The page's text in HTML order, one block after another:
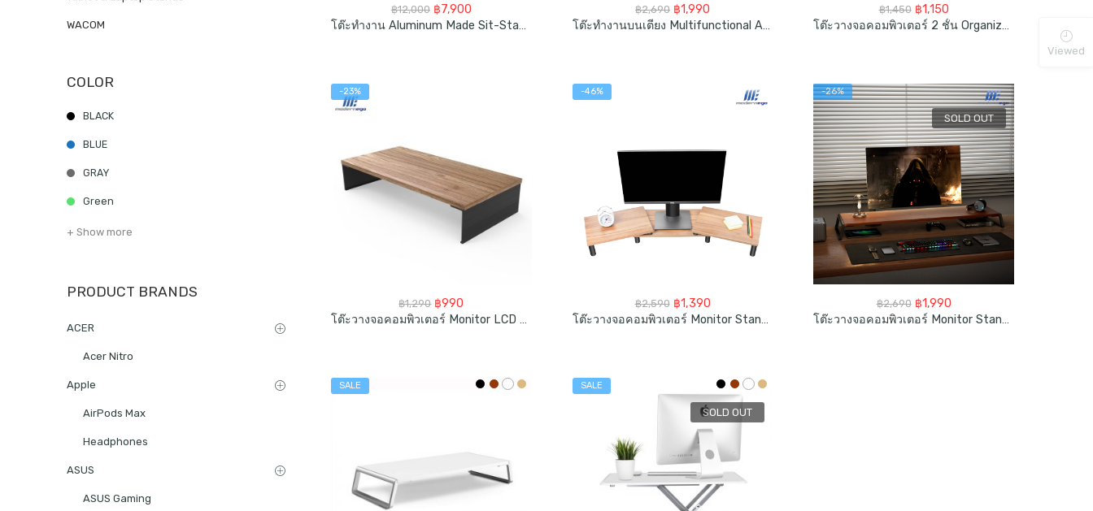
฿12,000 Original
price
฿7,900Current
price
โต๊ะทำงาน Aluminum Made Sit-Standing Desk Converter
฿2,690 Original
price
฿1,990
price
โต๊ะทำงานบนเตียง Multifunctional Adjustable Desk Portable Foldable Laptop Table For Bed
฿1,450 Original
price
฿1,150Current
price
โต๊ะวางจอคอมพิวเตอร์ 2 ชั้น Organizer Shelf Stand Riser
-23%
฿1,290 Original
price
฿990
price
-46%
฿2,590 Original
price
฿1,390Current
price
SOLD OUT
-26%
฿2,690 Original
price
฿1,990Current
price
SALE
SOLD OUT
SALE
WACOM
COLOR
BLACK
BLUE
GRAY
Green
+ Show more
PRODUCT BRANDS
ACER
Acer Nitro
Apple
AirPods Max
Headphones
ASUS
ASUS Gaming
Viewed